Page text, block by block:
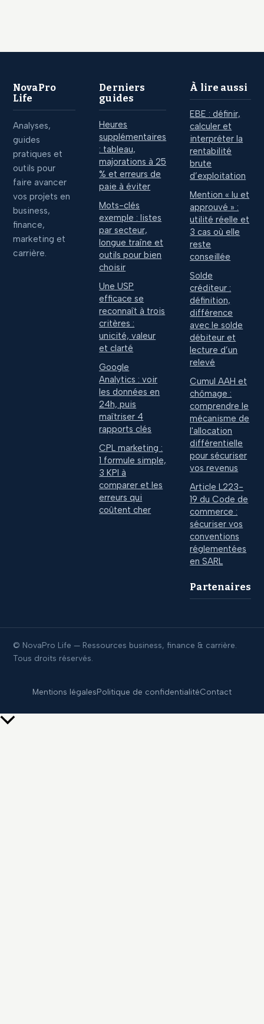
NovaPro
Life
Analyses,
guides
pratiques et
outils pour
faire avancer
vos projets en
business,
finance,
marketing et
carrière.
Derniers
guides
Heures
supplémentaires
: tableau,
majorations à 25
% et erreurs de
paie à éviter
Mots-clés
exemple : listes
par secteur,
longue traîne et
outils pour bien
choisir
Une USP
efficace se
reconnaît à trois
critères :
unicité, valeur
et clarté
Google
Analytics : voir
les données en
24h, puis
maîtriser 4
rapports clés
CPL marketing :
1 formule simple,
3 KPI à
comparer et les
erreurs qui
coûtent cher
À lire aussi
EBE : définir,
calculer et
interpréter la
rentabilité
brute
d’exploitation
Mention « lu et
approuvé » :
utilité réelle et
3 cas où elle
reste
conseillée
Solde
créditeur :
définition,
différence
avec le solde
débiteur et
lecture d’un
relevé
Cumul AAH et
chômage :
comprendre le
mécanisme de
l'allocation
différentielle
pour sécuriser
vos revenus
Article L223-
19 du Code de
commerce :
sécuriser vos
conventions
réglementées
en SARL
Partenaires
© NovaPro Life — Ressources business, finance & carrière.
Tous droits réservés.
Mentions légalesPolitique de confidentialitéContact